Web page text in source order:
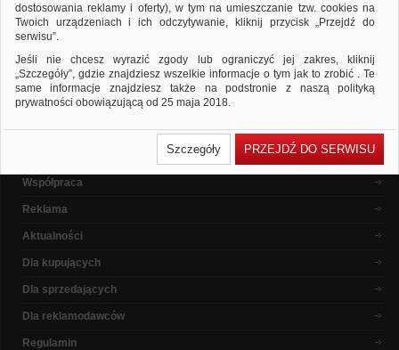
Popularne marki
O nas
Współpraca
Reklama
Aktualności
Dla kupujących
Dla sprzedających
Dla reklamodawców
Regulamin
dostosowania reklamy i oferty), w tym na umieszczanie tzw. cookies na
Twoich urządzeniach i ich odczytywanie, kliknij przycisk „Przejdź do
serwisu”.
Jeśli nie chcesz wyrazić zgody lub ograniczyć jej zakres, kliknij
„Szczegóły”, gdzie znajdziesz wszelkie informacje o tym jak to zrobić . Te
same informacje znajdziesz także na podstronie z naszą polityką
prywatności obowiązującą od 25 maja 2018.
wcześniejsza zgoda której udzieliliście podczas zakładania konta. Każda
Państwa zgoda jest dobrowolna i można ją w dowolnym momencie
Polityka prywatności (rozwiń)
Klauzula Informacyjna (rozwiń)
Lista Zaufanych Partnerów (rozwiń)
Szczegóły PRZEJDŹ DO SERWISU